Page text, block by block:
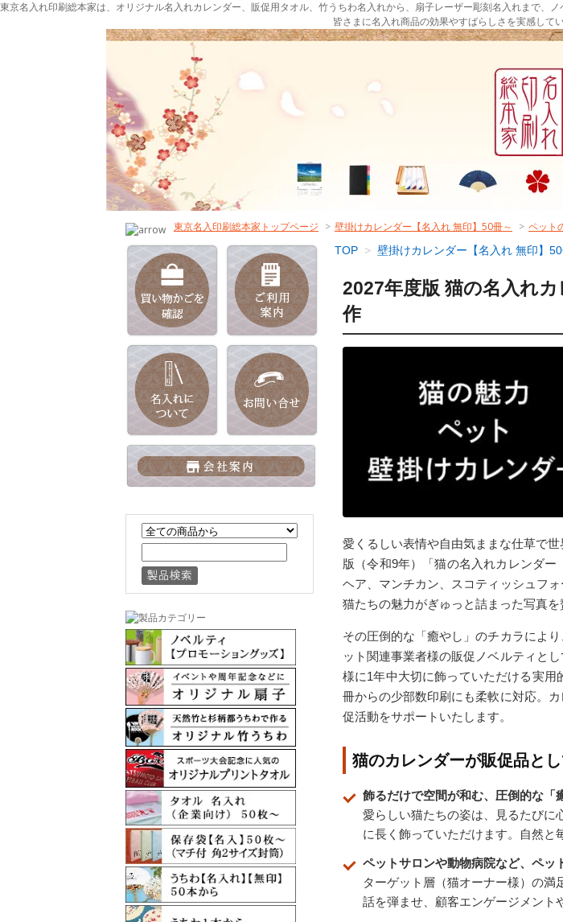
東京名入れ印刷総本家は、オリジナル名入れカレンダー、販促用タオル、竹うちわ名入れから、扇子レーザー彫刻名入れまで
皆さまに名入れ商品の効果やすばらしさを実感して
東京名入印刷総本家トップページ > 壁掛けカレンダー【名入れ 無印】50冊～ > ペット
TOP > 壁掛けカレンダー【名入れ 無印】50
2027年度版 猫の名入れ
作
愛くるしい表情や自由気ままな仕草で
版（令和9年）「猫の名入れカレンダ
ヘア、マンチカン、スコティッシュフ
猫たちの魅力がぎゅっと詰まった写真
その圧倒的な「癒やし」のチカラによ
ット関連事業者様の販促ノベルティと
様に1年中大切に飾っていただける実
冊からの少部数印刷にも柔軟に対応。
促活動をサポートいたします。
猫のカレンダーが販促品と
飾るだけで空間が和む、圧倒的な「
愛らしい猫たちの姿は、見るたびに
に長く飾っていただけます。自然と
ペットサロンや動物病院など、ペッ
ターゲット層（猫オーナー様）の
話を弾ませ、顧客エンゲージメント